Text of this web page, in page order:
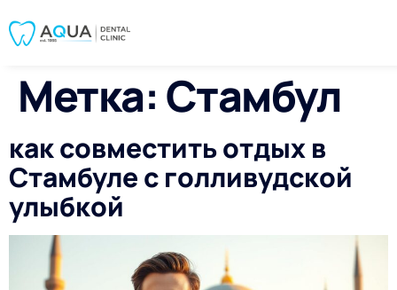
Метка: Стамбул
как совместить отдых в
Стамбуле с голливудской
улыбкой